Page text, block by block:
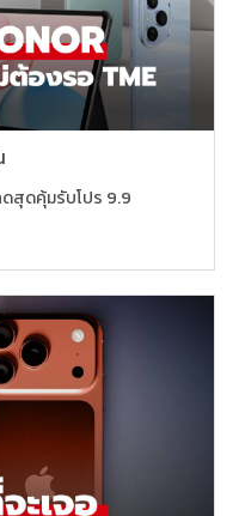
ดสุดคุ้มรับโปร 9.9